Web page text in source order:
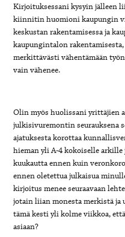
Kirjoituksessani kysyin jälleen
kiinnitin huomioni kaupungin
keskustan rakentamisessa ja
kaupungintalon
merkittävästi vähentämään
vain vähenee.
Olin myös huolissani yrittäjien
julkisivuremontin seurauksena
ajatuksesta korottaa
hieman yli A-4 kokoiselle
kuukautta ennen kuin
ennen oletettua julkaisua
kirjoitus menee seuraavaan
jotain liian monesta merkistä
tämä kesti yli kolme viikkoa,
asiaan?